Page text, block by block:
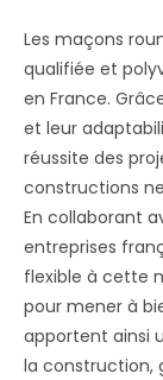
Les maçons
qualifiée et
en France.
et leur
réussite des
constructions
En collaborant
entreprises
flexible à cette
pour mener à
apportent ainsi
la construction,